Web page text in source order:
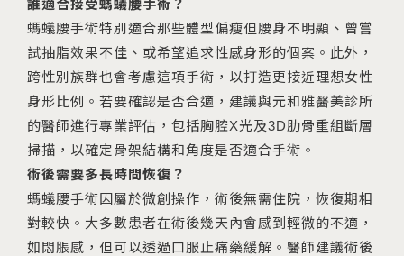
誰適合接受螞蟻腰手術？
螞蟻腰手術特別適合那些體型偏瘦但腰身不明顯、曾嘗
試抽脂效果不佳、或希望追求性感身形的個案。此外，
跨性別族群也會考慮這項手術，以打造更接近理想女性
身形比例。若要確認是否合適，建議與元和雅醫美診所
的醫師進行專業評估，包括胸腔X光及3D肋骨重組斷層
掃描，以確定骨架結構和角度是否適合手術。
術後需要多長時間恢復？
螞蟻腰手術因屬於微創操作，術後無需住院，恢復期相
對較快。大多數患者在術後幾天內會感到輕微的不適，
如悶脹感，但可以透過口服止痛藥緩解。醫師建議術後